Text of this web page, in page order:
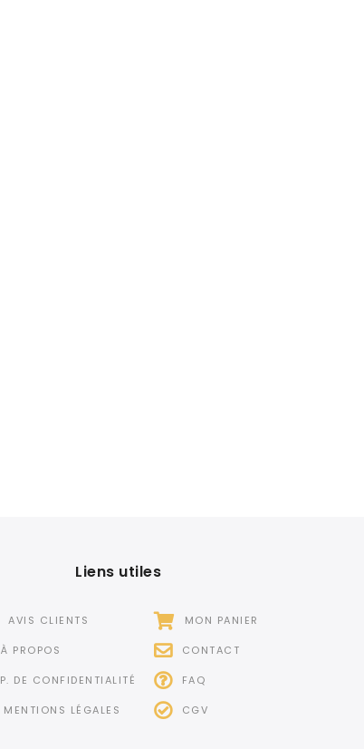
Liens utiles
AVIS CLIENTS
À PROPOS
P. DE CONFIDENTIALITÉ
MENTIONS LÉGALES
MON PANIER
CONTACT
FAQ
CGV